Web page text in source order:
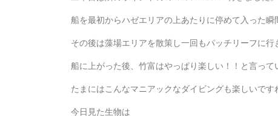
船を最初からハゼエリアの上あたりに停めて入った瞬
その後は藻場エリアを散策し一回もパッチリーフに行
船に上がった後、竹富はやっぱり楽しい！！と言っ
たまにはこんなマニアックなダイビングも楽しいです
今日見た生物は